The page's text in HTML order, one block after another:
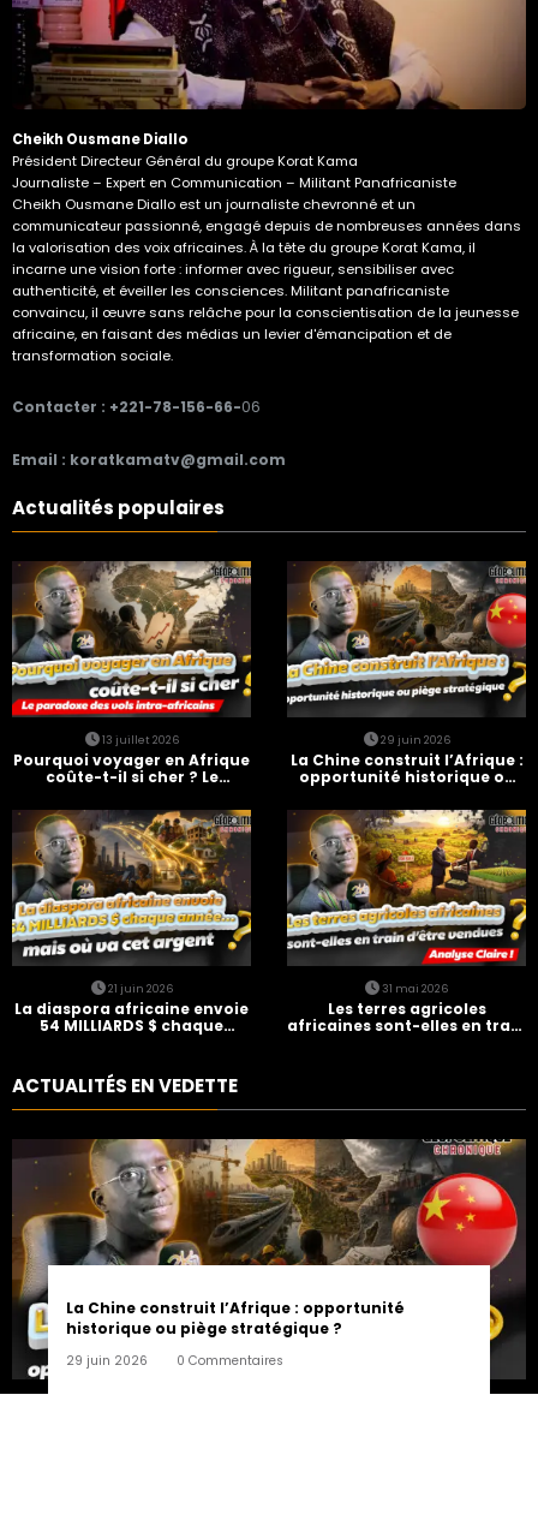
Cheikh Ousmane Diallo
Président Directeur Général du groupe Korat Kama
Journaliste – Expert en Communication – Militant Panafricaniste
Cheikh Ousmane Diallo est un journaliste chevronné et un
communicateur passionné, engagé depuis de nombreuses années dans
la valorisation des voix africaines. À la tête du groupe Korat Kama, il
incarne une vision forte : informer avec rigueur, sensibiliser avec
authenticité, et éveiller les consciences. Militant panafricaniste
convaincu, il œuvre sans relâche pour la conscientisation de la jeunesse
africaine, en faisant des médias un levier d'émancipation et de
transformation sociale.
Contacter : +221-78-156-66-06
Email : koratkamatv@gmail.com
Actualités populaires
13 juillet 2026
Pourquoi voyager en Afrique
coûte-t-il si cher ? Le
africains
29 juin 2026
La Chine construit l’Afrique :
opportunité historique ou
21 juin 2026
La diaspora africaine envoie
54 MILLIARDS $ chaque
31 mai 2026
Les terres agricoles
africaines sont-elles en train
ACTUALITÉS EN VEDETTE
La Chine construit l’Afrique : opportunité
historique ou piège stratégique ?
29 juin 2026 0 Commentaires